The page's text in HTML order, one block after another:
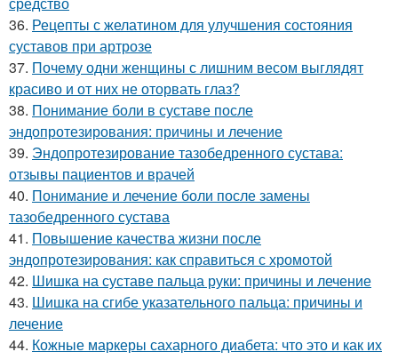
36. Рецепты с желатином для улучшения состояния
суставов при артрозе
37. Почему одни женщины с лишним весом выглядят
красиво и от них не оторвать глаз?
38. Понимание боли в суставе после
эндопротезирования: причины и лечение
39. Эндопротезирование тазобедренного сустава:
отзывы пациентов и врачей
40. Понимание и лечение боли после замены
тазобедренного сустава
41. Повышение качества жизни после
эндопротезирования: как справиться с хромотой
42. Шишка на суставе пальца руки: причины и лечение
43. Шишка на сгибе указательного пальца: причины и
лечение
44. Кожные маркеры сахарного диабета: что это и как их